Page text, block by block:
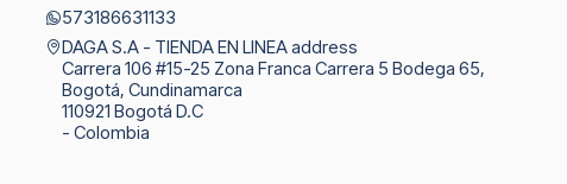
573186631133
DAGA S.A - TIENDA EN LINEA address
Carrera 106 #15-25 Zona Franca Carrera 5 Bodega 65,
Bogotá, Cundinamarca
110921 Bogotá D.C
- Colombia